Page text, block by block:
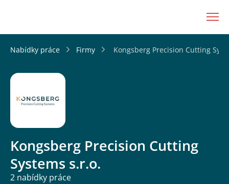
Nabídky práce Firmy Kongsberg Precision Cutting
Kongsberg Precision Cutting
Systems s.r.o.
2 nabídky práce